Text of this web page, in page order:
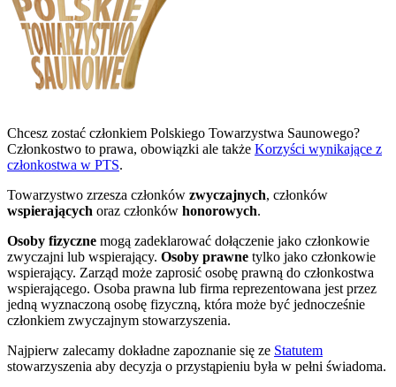
Chcesz zostać członkiem Polskiego Towarzystwa Saunowego?
Członkostwo to prawa, obowiązki ale także Korzyści wynikające z
członkostwa w PTS.
Towarzystwo zrzesza członków zwyczajnych, członków
wspierających oraz członków honorowych.
Osoby fizyczne mogą zadeklarować dołączenie jako członkowie
zwyczajni lub wspierający. Osoby prawne tylko jako członkowie
wspierający. Zarząd może zaprosić osobę prawną do członkostwa
wspierającego. Osoba prawna lub firma reprezentowana jest przez
jedną wyznaczoną osobę fizyczną, która może być jednocześnie
członkiem zwyczajnym stowarzyszenia.
Najpierw zalecamy dokładne zapoznanie się ze Statutem
stowarzyszenia aby decyzja o przystąpieniu była w pełni świadoma.